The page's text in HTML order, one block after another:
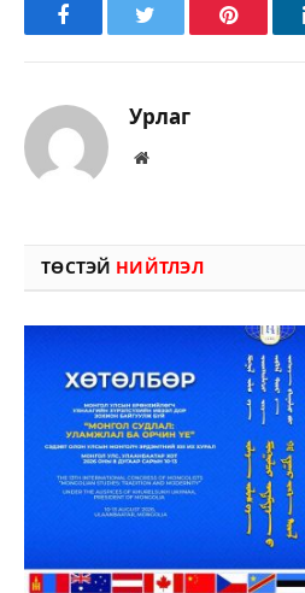
FacebookTwitter Pinterest
Урлаг
Вэбсайт
ТӨСТЭЙ НИЙТЛЭЛ